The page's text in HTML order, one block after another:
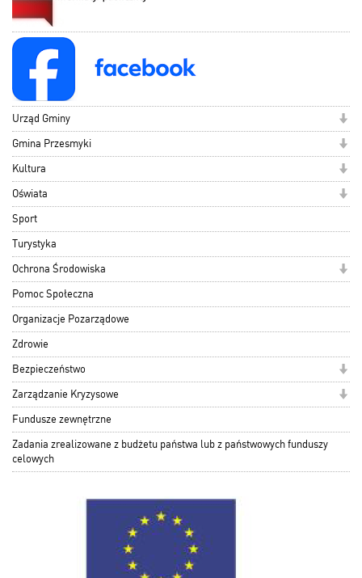
Urząd Gminy
Gmina Przesmyki
Kultura
Oświata
Sport
Turystyka
Ochrona Środowiska
Pomoc Społeczna
Organizacje Pozarządowe
Zdrowie
Bezpieczeństwo
Zarządzanie Kryzysowe
Fundusze zewnętrzne
Zadania zrealizowane z budżetu państwa lub z państwowych funduszy
celowych